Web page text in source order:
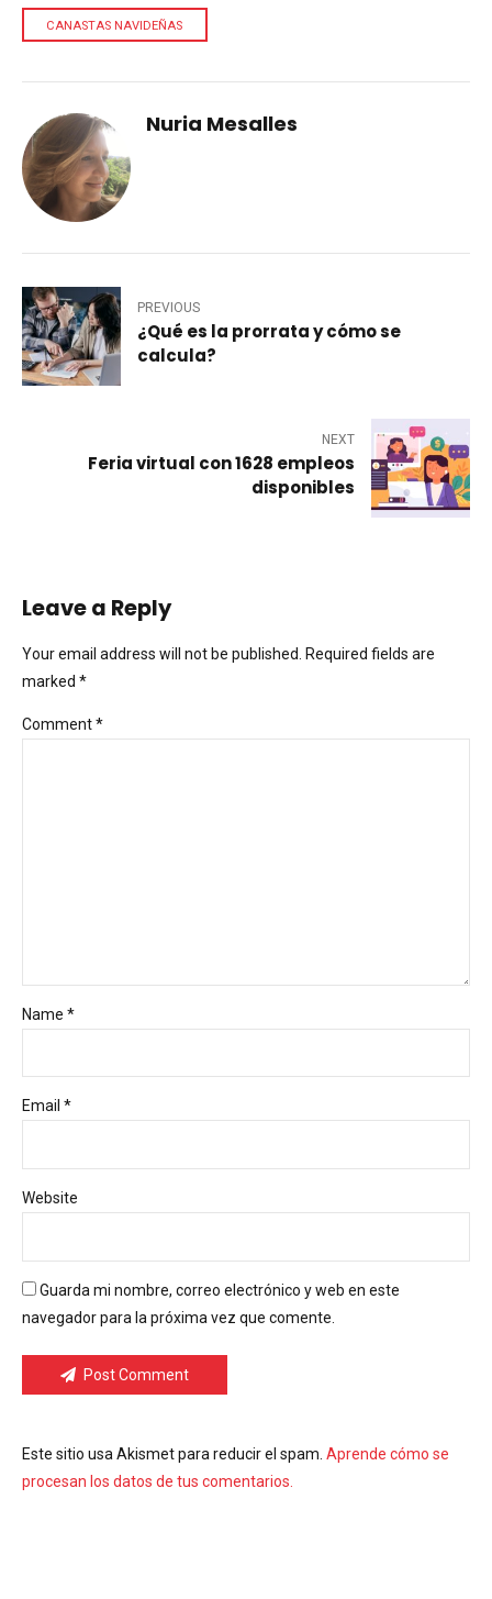
CANASTAS NAVIDEÑAS
Nuria Mesalles
PREVIOUS
¿Qué es la prorrata y cómo se
calcula?
NEXT
Feria virtual con 1628 empleos
disponibles
Leave a Reply
Your email address will not be published. Required fields are
marked *
Comment*
Name *
Email *
Website
Guarda mi nombre, correo electrónico y web en este
navegador para la próxima vez que comente.
Post Comment
Este sitio usa Akismet para reducir el spam. Aprende cómo se
procesan los datos de tus comentarios.